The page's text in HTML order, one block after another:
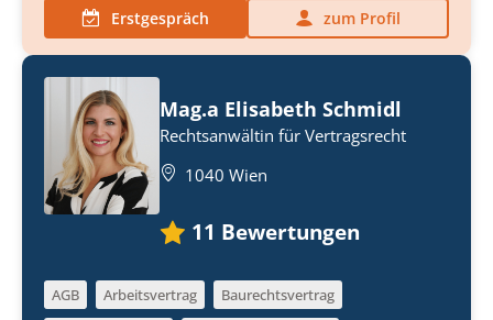
Erstgespräch zum Profil
Mag.a Elisabeth Schmidl
Rechtsanwältin für Vertragsrecht
1040 Wien
11 Bewertungen
AGB Arbeitsvertrag
Baurechtsvertrag